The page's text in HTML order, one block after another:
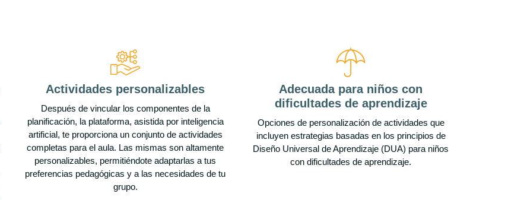
Actividades personalizables
Después de vincular los componentes de la
planificación, la plataforma, asistida por inteligencia
artificial, te proporciona un conjunto de actividades
completas para el aula. Las mismas son altamente
personalizables, permitiéndote adaptarlas a tus
preferencias pedagógicas y a las necesidades de tu
grupo.
Adecuada para niños con
dificultades de aprendizaje
Opciones de personalización de actividades que
incluyen estrategias basadas en los principios de
Diseño Universal de Aprendizaje (DUA) para niños
con dificultades de aprendizaje.